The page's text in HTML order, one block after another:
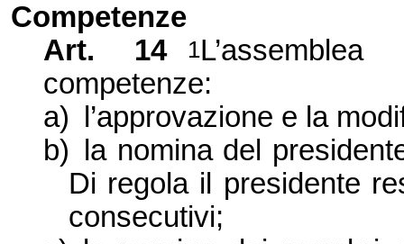
Competenze
Art. 14
1
competenze:
a)
l’approvazione e la
b)
la nomina del
Di regola il presidente
consecutivi;